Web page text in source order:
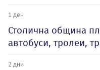
1 ден
Столична община
автобуси, тролеи,
2 дни